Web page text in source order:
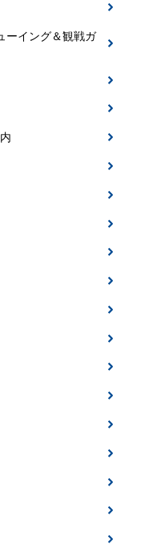
ーイング＆観戦ガ